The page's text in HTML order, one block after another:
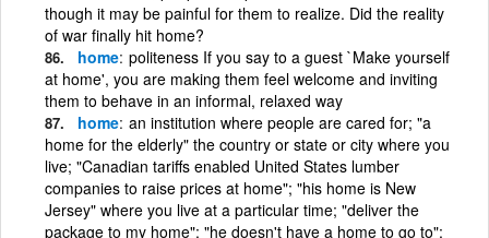
though it may be painful for them to realize. Did the reality
of war finally hit home?
home politeness If you say to a guest `Make yourself
at home', you are making them feel welcome and inviting
them to behave in an informal, relaxed way
home an institution where people are cared for; "a
home for the elderly" the country or state or city where you
live; "Canadian tariffs enabled United States lumber
companies to raise prices at home"; "his home is New
Jersey" where you live at a particular time; "deliver the
package to my home"; "he doesn't have a home to go to";